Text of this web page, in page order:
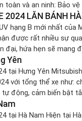
toàn và an ninh: Bảo
[…]
2024 LĂN BÁNH
hạng B mới nhất của
được rất nhiều sự
đại, hứa hẹn sẽ mang
XFORCE […]
Yên
tại Hưng Yên
với tổng thể xe như:
động, cảm biến bật
phân khúc, từ khi […]
tại Hà Nam Hiện tại